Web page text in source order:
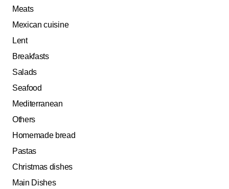
Meats
Mexican cuisine
Lent
Breakfasts
Salads
Seafood
Mediterranean
Others
Homemade bread
Pastas
Christmas dishes
Main Dishes